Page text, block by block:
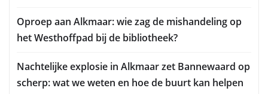
Oproep aan Alkmaar: wie zag de mishandeling op
het Westhoffpad bij de bibliotheek?
Nachtelijke explosie in Alkmaar zet Bannewaard op
scherp: wat we weten en hoe de buurt kan helpen